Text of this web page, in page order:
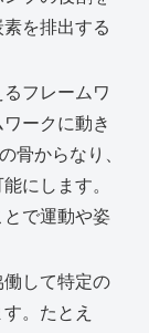
を排出する
るフレームワ
ークに動き
骨からなり、
にします。
とで運動や姿
働して特定の
。たとえ